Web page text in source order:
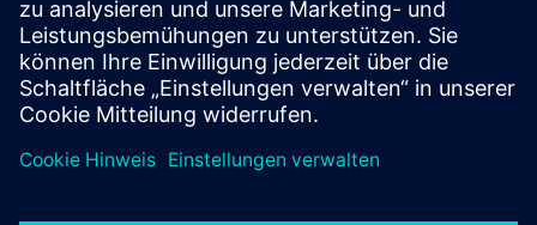
Datenschutz
Cookie Richtlinien
Nutzungsbedingungen